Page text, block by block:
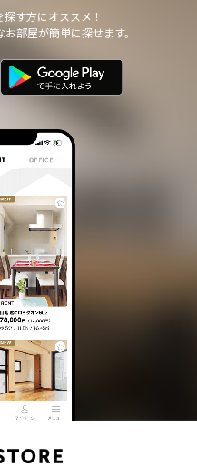
す方にオススメ！
部屋が簡単に探せます。